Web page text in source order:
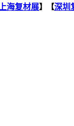
海复材展】【深圳